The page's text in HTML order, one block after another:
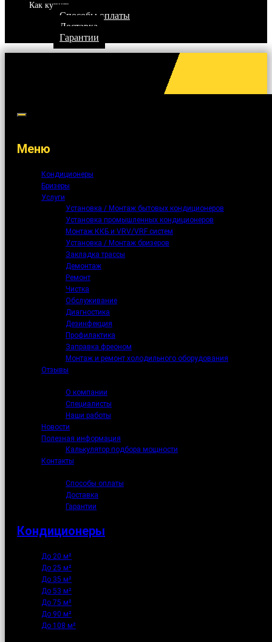
Как купить
Способы оплаты
Доставка
Гарантии
Меню
Кондиционеры
Бризеры
Услуги
Установка / Монтаж бытовых кондиционеров
Установка промышленных кондиционеров
Монтаж ККБ и VRV/VRF систем
Установка / Монтаж бризеров
Закладка трассы
Демонтаж
Ремонт
Чистка
Обслуживание
Диагностика
Дезинфекция
Профилактика
Заправка фреоном
Монтаж и ремонт холодильного оборудования
Отзывы
О компании
Специалисты
Наши работы
Новости
Полезная информация
Калькулятор подбора мощности
Контакты
Способы оплаты
Доставка
Гарантии
Кондиционеры
До 20 м²
До 25 м²
До 35 м²
До 53 м²
До 75 м²
До 90 м²
До 108 м²